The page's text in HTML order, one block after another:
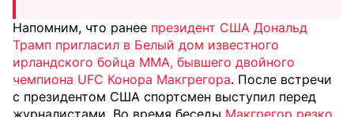
Напомним, что ранее президент США Дональд
Трамп пригласил в Белый дом известного
ирландского бойца ММА, бывшего двойного
чемпиона UFC Конора Макгрегора. После встречи
с президентом США спортсмен выступил перед